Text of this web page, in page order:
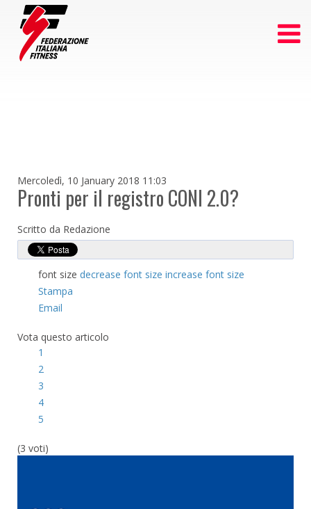
Mercoledì, 10 January 2018 11:03
Pronti per il registro CONI 2.0?
Scritto da Redazione
font size decrease font size increase font size
Stampa
Email
Vota questo articolo
1
2
3
4
5
(3 voti)